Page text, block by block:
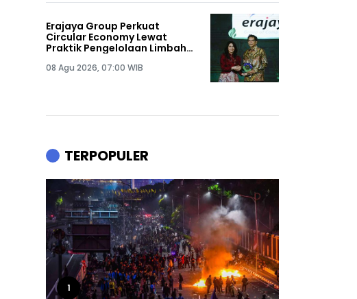
Erajaya Group Perkuat
Circular Economy Lewat
Praktik Pengelolaan Limbah
08 Agu 2026, 07:00 WIB
TERPOPULER
1